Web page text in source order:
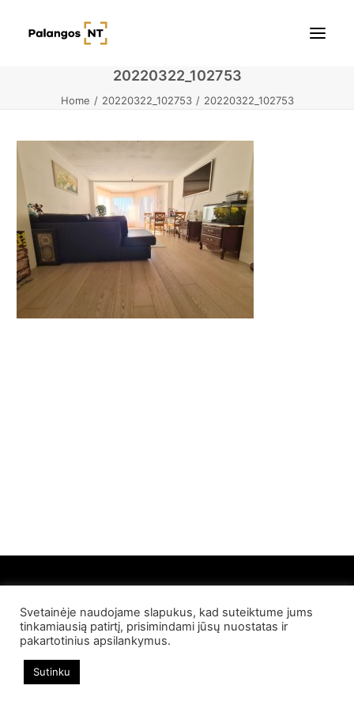
Butai
Namai / Kotedžai
Žemės sklypai
Kontaktai
20220322_102753
Home 20220322_102753 20220322_102753
© 2022 Palangos NT. Visos teisės saugomos
Svetainėje naudojame slapukus, kad suteiktume jums
tinkamiausią patirtį, prisimindami jūsų nuostatas ir
pakartotinius apsilankymus.
Sutinku